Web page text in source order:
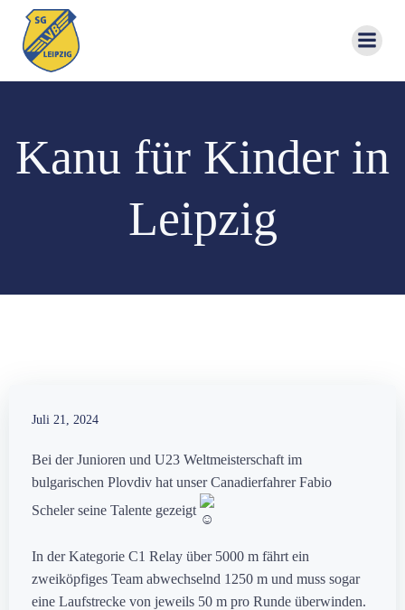
Kanu für Kinder in
Leipzig
Juli 21, 2024
Bei der Junioren und U23 Weltmeisterschaft im
bulgarischen Plovdiv hat unser Canadierfahrer Fabio
Scheler seine Talente gezeigt
In der Kategorie C1 Relay über 5000 m fährt ein
zweiköpfiges Team abwechselnd 1250 m und muss sogar
eine Laufstrecke von jeweils 50 m pro Runde überwinden.